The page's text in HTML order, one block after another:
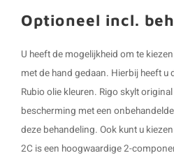
Optioneel incl.
U heeft de mogelijkheid om te
met de hand gedaan. Hierbij heeft
Rubio olie kleuren. Rigo skylt
bescherming met een
deze behandeling. Ook kunt u
2C is een hoogwaardige 2-